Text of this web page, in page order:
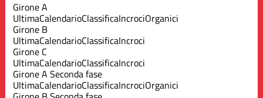
Girone A
UltimaCalendarioClassificaIncrociOrganici
Girone B
UltimaCalendarioClassificaIncroci
Girone C
UltimaCalendarioClassificaIncroci
Girone A Seconda fase
UltimaCalendarioClassificaIncrociOrganici